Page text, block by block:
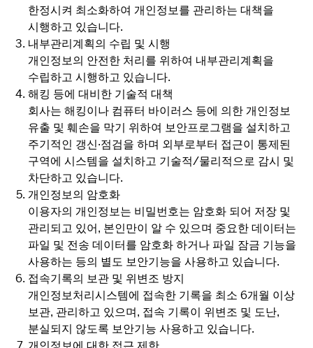
한정시켜 최소화하여 개인정보를 관리하는 대책을
시행하고 있습니다.
내부관리계획의 수립 및 시행
개인정보의 안전한 처리를 위하여 내부관리계획을
수립하고 시행하고 있습니다.
해킹 등에 대비한 기술적 대책
회사는 해킹이나 컴퓨터 바이러스 등에 의한 개인정보
유출 및 훼손을 막기 위하여 보안프로그램을 설치하고
주기적인 갱신·점검을 하며 외부로부터 접근이 통제된
구역에 시스템을 설치하고 기술적/물리적으로 감시 및
차단하고 있습니다.
개인정보의 암호화
이용자의 개인정보는 비밀번호는 암호화 되어 저장 및
관리되고 있어, 본인만이 알 수 있으며 중요한 데이터는
파일 및 전송 데이터를 암호화 하거나 파일 잠금 기능을
사용하는 등의 별도 보안기능을 사용하고 있습니다.
접속기록의 보관 및 위변조 방지
개인정보처리시스템에 접속한 기록을 최소 6개월 이상
보관, 관리하고 있으며, 접속 기록이 위변조 및 도난,
분실되지 않도록 보안기능 사용하고 있습니다.
개인정보에 대한 접근 제한